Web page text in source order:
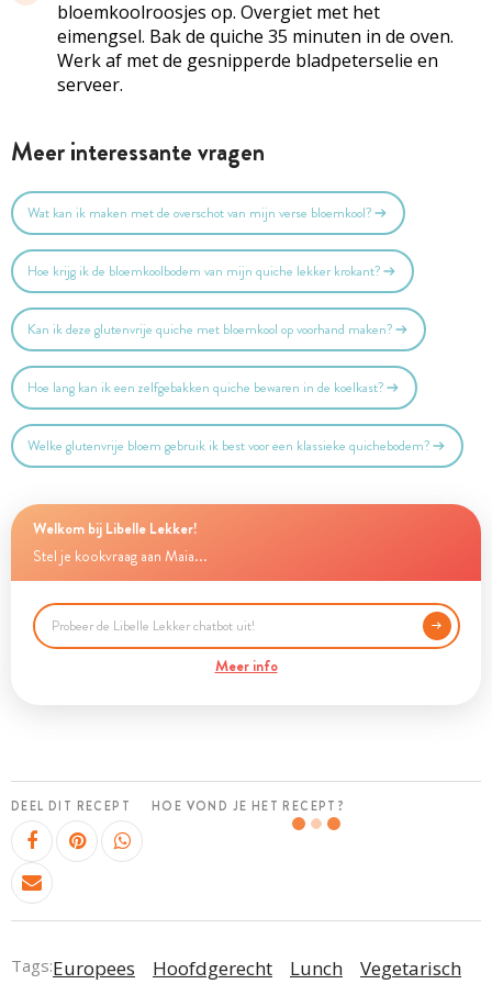
bloemkoolroosjes op. Overgiet met het
eimengsel. Bak de quiche 35 minuten in de oven.
Werk af met de gesnipperde bladpeterselie en
serveer.
Meer interessante vragen
Wat kan ik maken met de overschot van mijn verse bloemkool?
Hoe krijg ik de bloemkoolbodem van mijn quiche lekker krokant?
Kan ik deze glutenvrije quiche met bloemkool op voorhand maken?
Hoe lang kan ik een zelfgebakken quiche bewaren in de koelkast?
Welke glutenvrije bloem gebruik ik best voor een klassieke quichebodem?
Welkom bij Libelle Lekker!
Stel je kookvraag aan Maia...
Meer info
DEEL DIT RECEPT HOE VOND JE HET RECEPT?
Tags:Europees Hoofdgerecht Lunch Vegetarisch